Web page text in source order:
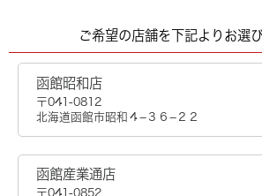
ご希望の店舗を下記よりお選
函館昭和店
〒041-0812
北海道函館市昭和４−３６−２２
函館産業通店
〒041-0852